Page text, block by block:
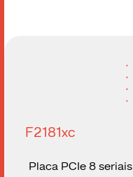
F2181xc
Placa PCIe 8